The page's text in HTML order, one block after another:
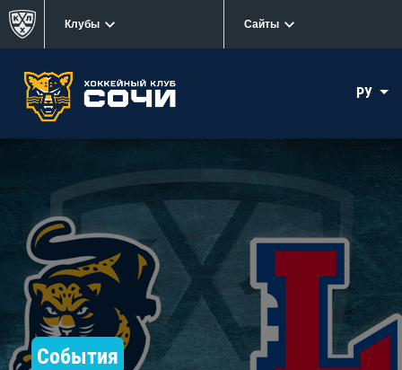
Клубы Сайты
РУ
События